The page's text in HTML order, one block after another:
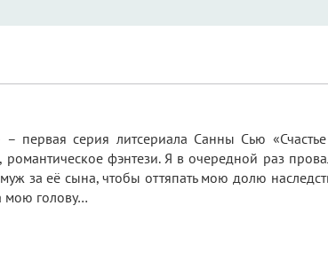
первая серия литсериала Санны Сью
фэнтези. Я в очередной раз
за её сына, чтобы оттяпать мою долю
мою голову…